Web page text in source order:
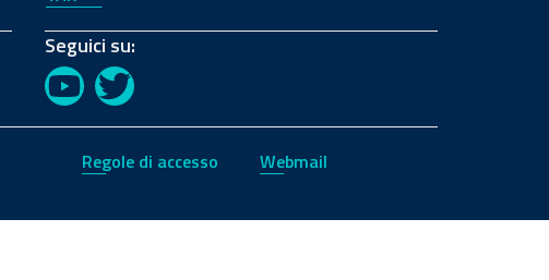
Seguici su:
YouTubeTwitter
Regole di accesso Webmail